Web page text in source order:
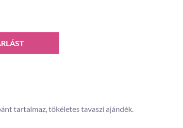
tartalmaz, tökéletes tavaszi ajándék.